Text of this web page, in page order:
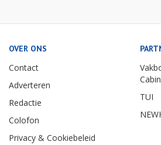
OVER ONS
Contact
Adverteren
Redactie
Colofon
Privacy & Cookiebeleid
TUI